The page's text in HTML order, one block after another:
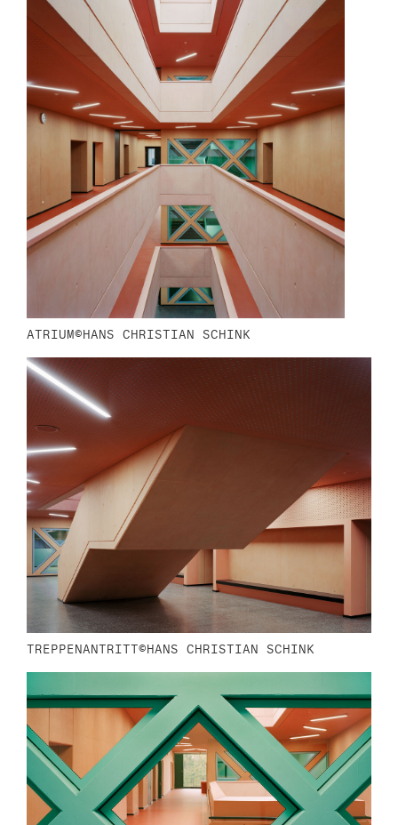
ATRIUM©HANS CHRISTIAN SCHINK
TREPPENANTRITT©HANS CHRISTIAN SCHINK